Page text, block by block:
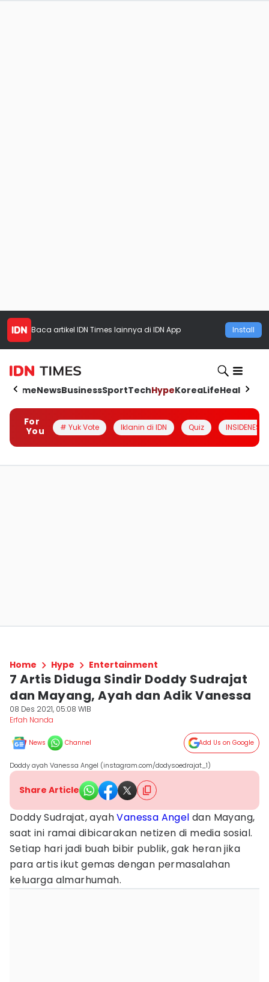
Baca artikel IDN Times lainnya di IDN App Install
HomeNewsBusinessSportTechHypeKoreaLifeHealth
For
You
# Yuk Vote Iklanin di IDN Quiz INSIDENESIA
Home Hype Entertainment
7 Artis Diduga Sindir Doddy Sudrajat
dan Mayang, Ayah dan Adik Vanessa
08 Des 2021, 05:08 WIB
Erfah Nanda
News Channel Add Us on Google
Doddy ayah Vanessa Angel (instagram.com/dodysoedrajat_1)
Share Article
Doddy Sudrajat, ayahVanessa Angel dan Mayang,
saat ini ramai dibicarakan netizen di media sosial.
Setiap hari jadi buah bibir publik, gak heran jika
para artis ikut gemas dengan permasalahan
keluarga almarhumah.